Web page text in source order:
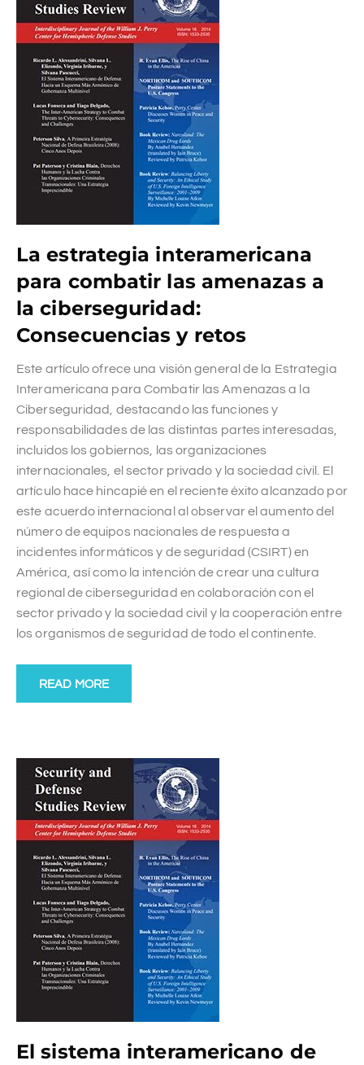
La estrategia interamericana
para combatir las amenazas a
la ciberseguridad:
Consecuencias y retos
Este artículo ofrece una visión general de la Estrategia
Interamericana para Combatir las Amenazas a la
Ciberseguridad, destacando las funciones y
responsabilidades de las distintas partes interesadas,
incluidos los gobiernos, las organizaciones
internacionales, el sector privado y la sociedad civil. El
artículo hace hincapié en el reciente éxito alcanzado por
este acuerdo internacional al observar el aumento del
número de equipos nacionales de respuesta a
incidentes informáticos y de seguridad (CSIRT) en
América, así como la intención de crear una cultura
regional de ciberseguridad en colaboración con el
sector privado y la sociedad civil y la cooperación entre
los organismos de seguridad de todo el continente.
READ MORE
El sistema interamericano de